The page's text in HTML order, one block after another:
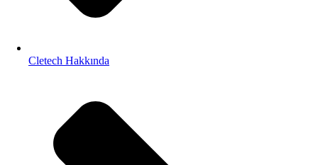
Cletech Hakkında